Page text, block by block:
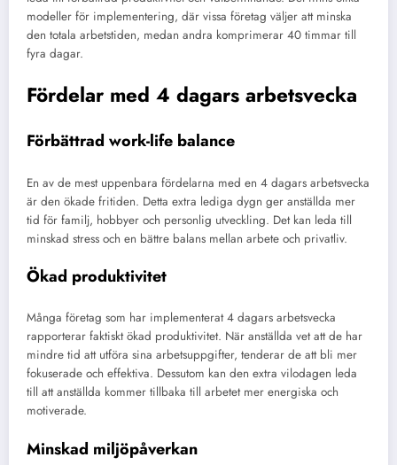
modeller för implementering, där vissa företag väljer att minska
den totala arbetstiden, medan andra komprimerar 40 timmar till
fyra dagar.
Fördelar med 4 dagars arbetsvecka
Förbättrad work-life balance
En av de mest uppenbara fördelarna med en 4 dagars arbetsvecka
är den ökade fritiden. Detta extra lediga dygn ger anställda mer
tid för familj, hobbyer och personlig utveckling. Det kan leda till
minskad stress och en bättre balans mellan arbete och privatliv.
Ökad produktivitet
Många företag som har implementerat 4 dagars arbetsvecka
rapporterar faktiskt ökad produktivitet. När anställda vet att de har
mindre tid att utföra sina arbetsuppgifter, tenderar de att bli mer
fokuserade och effektiva. Dessutom kan den extra vilodagen leda
till att anställda kommer tillbaka till arbetet mer energiska och
motiverade.
Minskad miljöpåverkan